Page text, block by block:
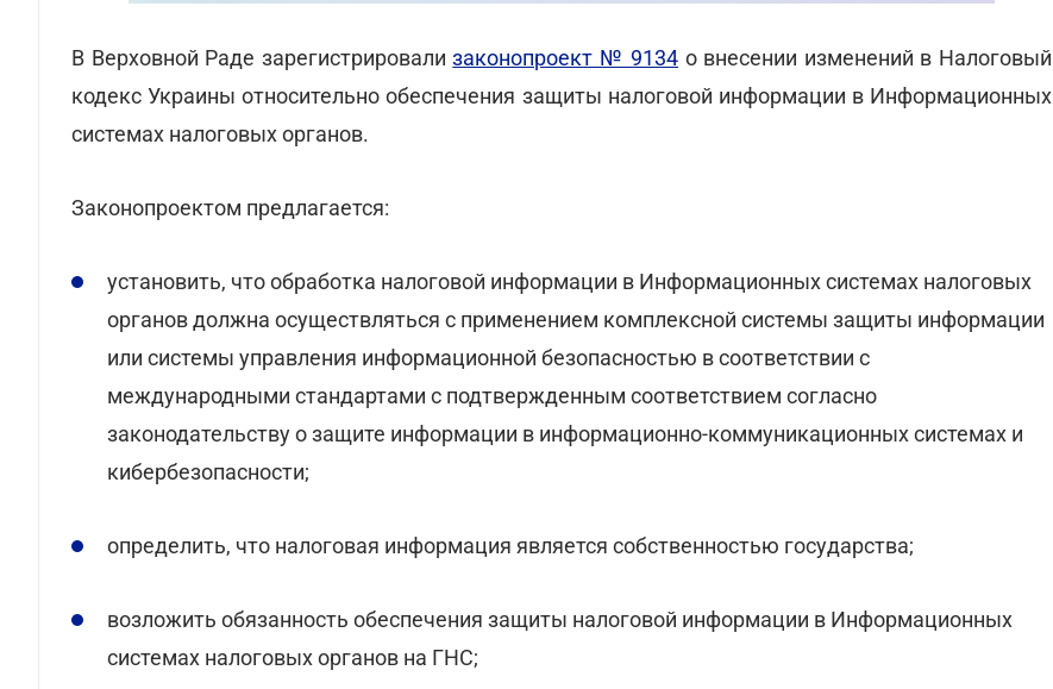
В Верховной Раде зарегистрировализаконопроект № 9134 о внесении изменений в Налоговый
кодекс Украины относительно обеспечения защиты налоговой информации в Информационных
системах налоговых органов.
Законопроектом предлагается:
установить, что обработка налоговой информации в Информационных системах налоговых
органов должна осуществляться с применением комплексной системы защиты информации
или системы управления информационной безопасностью в соответствии с
международными стандартами с подтвержденным соответствием согласно
законодательству о защите информации в информационно-коммуникационных системах и
кибербезопасности;
определить, что налоговая информация является собственностью государства;
возложить обязанность обеспечения защиты налоговой информации в Информационных
системах налоговых органов на ГНС;